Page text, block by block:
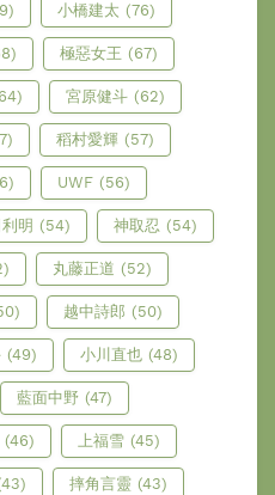
小橋建太 (76)
極惡女王 (67)
宮原健斗 (62)
稻村愛輝 (57)
UWF (56)
明 (54) 神取忍 (54)
丸藤正道 (52)
越中詩郎 (50)
(49) 小川直也 (48)
藍面中野 (47)
(46) 上福雪 (45)
摔角言靈 (43)